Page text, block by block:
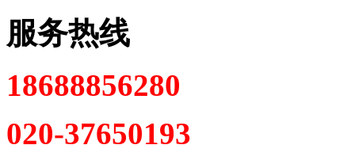
服务热线
18688856280
020-37650193